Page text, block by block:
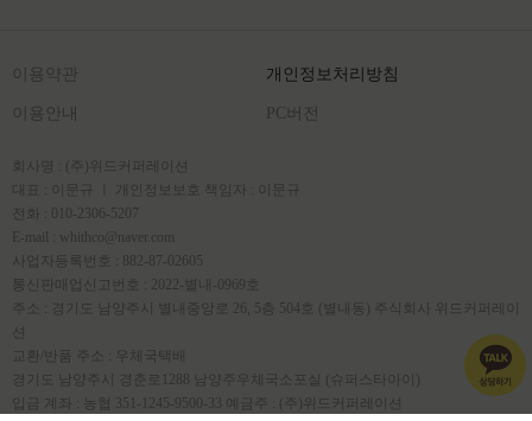
이용약관 개인정보처리방침
이용안내 PC버전
회사명 : (주)위드커퍼레이션
대표 : 이문규 ㅣ 개인정보보호 책임자 : 이문규
전화 : 010-2306-5207
E-mail : whithco@naver.com
사업자등록번호 : 882-87-02605
통신판매업신고번호 : 2022-별내-0969호
주소 : 경기도 남양주시 별내중앙로 26, 5층 504호 (별내동) 주식회사 위드커퍼레이
션
교환/반품 주소 : 우체국택배
경기도 남양주시 경춘로1288 남양주우체국소포실 (슈퍼스타아이)
입금 계좌 : 농협 351-1245-9500-33 예금주 : (주)위드커퍼레이션